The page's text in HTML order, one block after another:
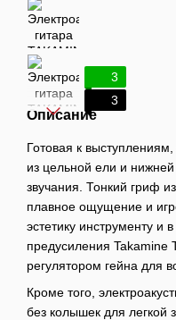
3
3
Описание
Готовая к выступлениям,
из цельной ели и
звучания. Тонкий гриф
плавное ощущение и
эстетику инструменту и
предусиления Takamine
регулятором гейна для
Кроме того,
без колышек для легкой